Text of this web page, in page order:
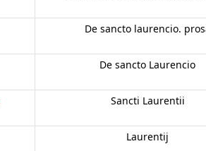
De sancto laurencio.
De sancto Laurencio
Sancti Laurentii
Laurentij